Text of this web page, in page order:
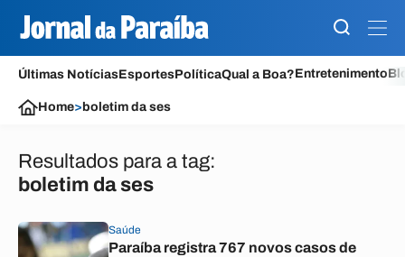
Últimas NotíciasEsportesPolíticaQual a Boa?Entretenimento
Home> boletim da ses
Resultados para a tag:
boletim da ses
Saúde
Paraíba registra 767 novos casos de